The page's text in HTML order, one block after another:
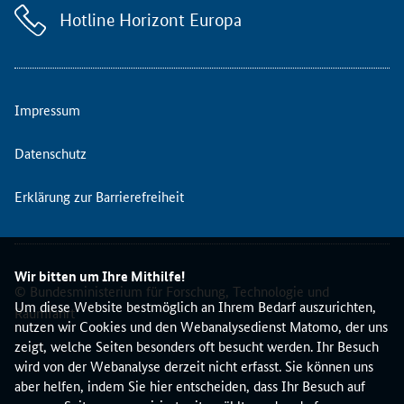
Wir bitten um Ihre Mithilfe!
Um diese Website bestmöglich an Ihrem Bedarf auszurichten,
nutzen wir Cookies und den Webanalysedienst Matomo, der uns
zeigt, welche Seiten besonders oft besucht werden. Ihr Besuch
wird von der Webanalyse derzeit nicht erfasst. Sie können uns
aber helfen, indem Sie hier entscheiden, dass Ihr Besuch auf
c
h
K
m
s
i
n
o
n
0
9
:
3
Hotline Horizont Europa
Impressum
Datenschutz
Erklärung zur Barrierefreiheit
© Bundesministerium für Forschung, Technologie und
Raumfahrt